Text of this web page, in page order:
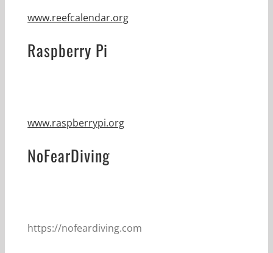
www.reefcalendar.org
Raspberry Pi
www.raspberrypi.org
NoFearDiving
https://nofeardiving.com